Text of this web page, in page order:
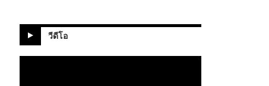
วีดีโอ